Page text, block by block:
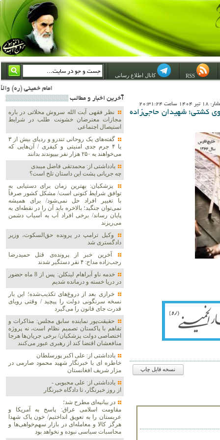
کانال اطلاع رسانی
امام خمینی (ره) والله اسلام تمامش سیاست است؛ ***** امام شهید: به گفتار امام و کردار امام اهتمام بورزید ***** امام خمینی(ره): ان شاء الله ما اندوه دلمان را در وقت مناسب با انتقام از امریکا
20:31:24
کشتی؛ شهیدان حاجی‌زاده
نسخه قابل چاپ
آخرين اخبار و مطالب
نظر فقهی آیت الله سروش محلاتی در باره
مجازات معترضان خشونت طلب در شرایط
استیصال اجتماعی
گفته‌های یک روحانی تندرو و ردپای بیش از ۳
یا ۴ جرم جدی امنیتی و کیفری / آن‌هایی که
می‌خواهند به ۲۵۰ هزار نفر بپیوندند بدانند
یادداشتی از: محمدتقی فاضل میبدی
چه جریانی پشت این داستان تلخ است؟
پزشکیان‌: بهترین زمان برای دستیابی به
توافق شرایط کنونی است/ مشکل کشور صرفاً
با تغییر افراد حل نمی‌شود/ برای همیشه
نمی‌توان جنگید؛ بالاخره باید آن را در نقطه‌ای به
پایان رساند/ برخی افراد آب به آسیاب دشمن
می‌ریزند
وکیل ترامپ در پرونده حق‌السکوت، وزیر
دادگستری شد
آخرین خبر از پرونده‌ی قتل حمیدرضا
رجب‌زاده مداح: ۴ نفر دستگیر شدند
خدمه ناو آبراهام لینکلن: پس از 8 ماه حضور
در دریا خسته و درمانده‌ شدیم
خرازی بعد از دروغ‌های تکذیب‌شده؛ این بار
نسخه سرنگونی دولت را پیچید / وقتی رویای
قدرت جای قانون را می‌گیرد
حقیقت‌پور نماینده سابق مجلس: مذاکرات و
تفاهم با پاکستان تصمیم نظام است، نه پروژه
اختصاصی دولت پزشکیان/ برخی جریان‌ها هرجا
منافعشان اقتضا کند از رهبری عبور می‌کنند
یادداشتی از: علی اکبر پورسلطان
خاطره ای با خبرنگار شهید محمود صارمی در
مزار شریف افغانستان
یادداشتی از: علی محبوبی -
از روز خبرنگار، تا دادگاه خبرنگار
در بیانیه‌ای مطرح شد؛
مقاومت اسلامی عراق: پاسخ به آمریکا و
عربستان را به تعویق انداختیم/ خون پاک شهدا
هرگز کالا و معامله‌ای در بازار سهم‌خواهی‌ها و
محاسبات سیاسی نبوده و نخواهد بود